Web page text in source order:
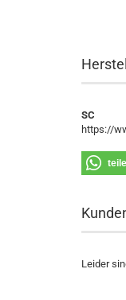
SC
https://
Leider